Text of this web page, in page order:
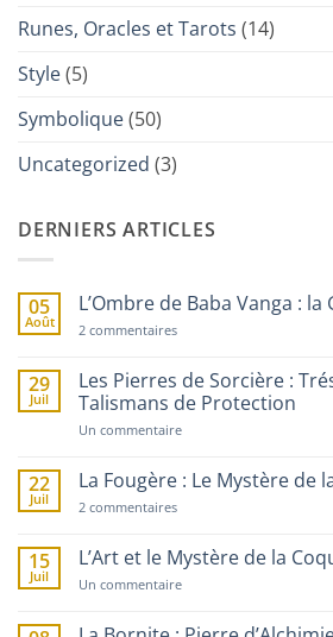
Runes, Oracles et Tarots (14)
Style(5)
Symbolique(50)
Uncategorized (3)
DERNIERS ARTICLES
05
Août
L’Ombre de Baba Vanga :
2 commentairessur
Baba
Vanga
:
Guérisseuse
29
Juil
Les Pierres de Sorcière :
Talismans de Protection
Un commentairesur
de
Sorcière
et
Talismans
de
22
Juil
La Fougère : Le Mystère de
2 commentairessur
:
Le
Mystère
Plante
15
Juil
L’Art et le Mystère de la
Un commentairesur
le